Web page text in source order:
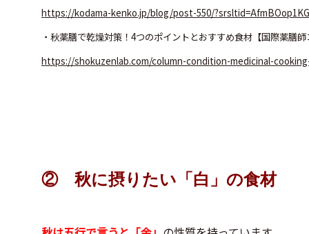
https://kodama-kenko.jp/blog/post-550/
・秋薬膳で乾燥対策！4つのポイントとおすすめ食材【国際薬膳
https://shokuzenlab.com/column-condition-medicinal-
② 秋に摂りたい「白」の食材